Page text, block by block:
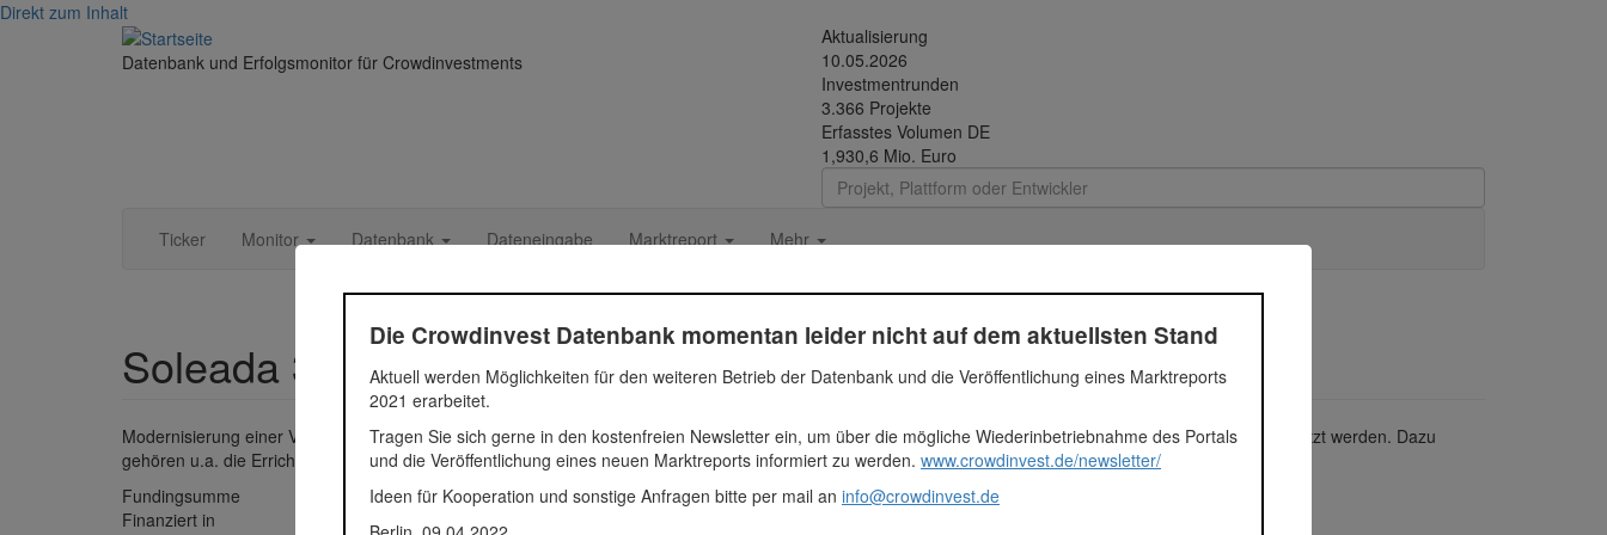
Direkt zum Inhalt
Datenbank und Erfolgsmonitor für Crowdinvestments
Aktualisierung
10.05.2026
Investmentrunden
3.366 Projekte
Erfasstes Volumen DE
1,930,6 Mio. Euro
Ticker Monitor Datenbank Dateneingabe Marktreport Mehr
Soleada 35
Modernisierung einer Villa in Santa Ponsa, Mallorca. Das Geld aus der Schwarmfinanzierung soll für die Sanierungs- und Modernisierungsmaßnahmen genutzt werden. Dazu
gehören u.a. die Errichtung einer Fassade mit raumhohen Fensterelementen , eine luxuriöse Einrichtung und ein Haussteuerungssystem.
Fundingsumme
1.000.000 Euro
Finanziert in
Die Crowdinvest Datenbank momentan leider nicht auf dem aktuellsten Stand
Aktuell werden Möglichkeiten für den weiteren Betrieb der Datenbank und die Veröffentlichung eines Marktreports
2021 erarbeitet.
Tragen Sie sich gerne in den kostenfreien Newsletter ein, um über die mögliche Wiederinbetriebnahme des Portals
und die Veröffentlichung eines neuen Marktreports informiert zu werden. www.crowdinvest.de/newsletter/
Ideen für Kooperation und sonstige Anfragen bitte per mail an info@crowdinvest.de